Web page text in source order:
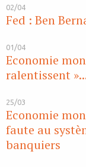
02/04
Fed : Ben
01/04
Economie
ralentissent
25/03
Economie
faute au
banquiers